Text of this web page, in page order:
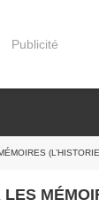
Publicité